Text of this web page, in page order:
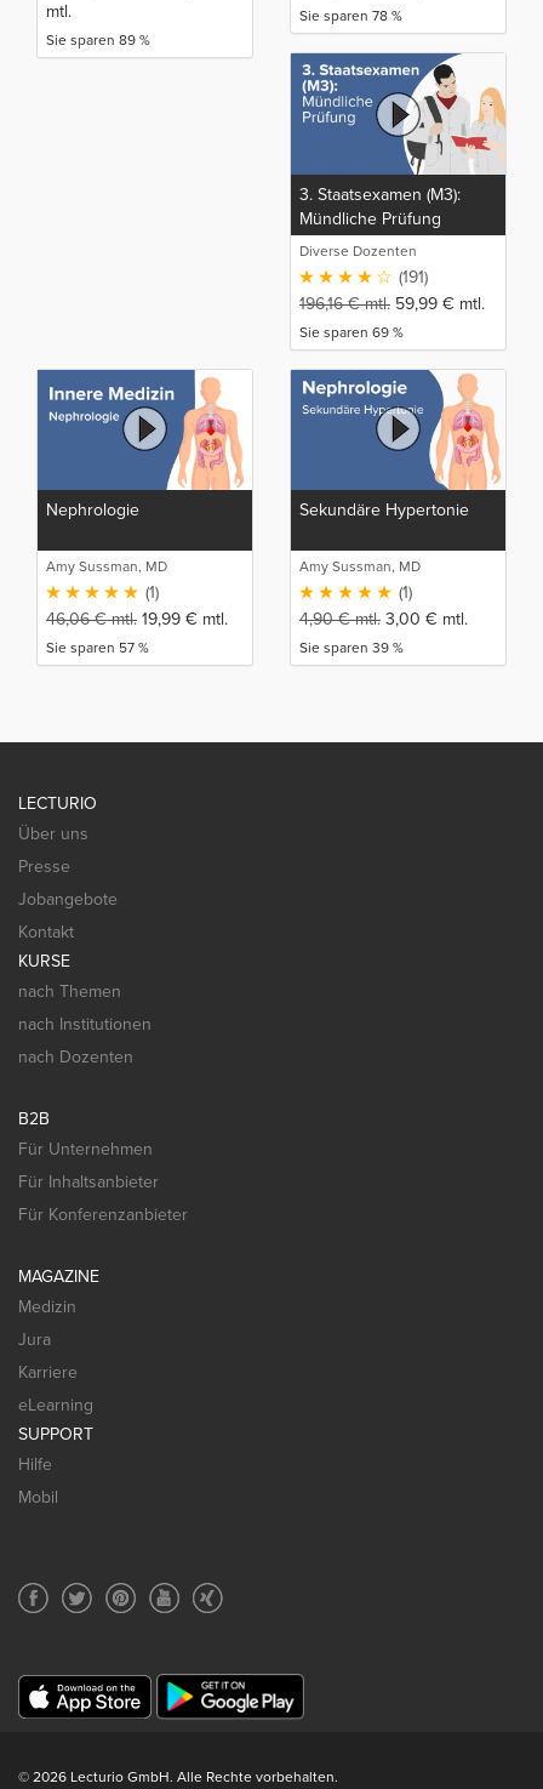
mtl.
Sie sparen 89 %
Sie sparen 78 %
3. Staatsexamen (M3):
Mündliche Prüfung
Diverse Dozenten
(191)
196,16€mtl. 59,99 € mtl.
Sie sparen 69 %
Nephrologie
Amy Sussman, MD
(1)
46,06€mtl. 19,99 € mtl.
Sie sparen 57 %
Sekundäre Hypertonie
Amy Sussman, MD
(1)
4,90€mtl. 3,00 € mtl.
Sie sparen 39 %
LECTURIO
Über uns
Presse
Jobangebote
Kontakt
KURSE
nach Themen
nach Institutionen
nach Dozenten
B2B
Für Unternehmen
Für Inhaltsanbieter
Für Konferenzanbieter
MAGAZINE
Medizin
Jura
Karriere
eLearning
SUPPORT
Hilfe
Mobil
© 2026 Lecturio GmbH. Alle Rechte vorbehalten.